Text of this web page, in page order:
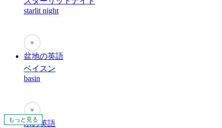
もっと見る
もっと見る
もっと見る
もっと見る
もっと見る
もっと見る
もっと見る
もっと見る
もっと見る
もっと見る
もっと見る
もっと見る
もっと見る
もっと見る
もっと見る
もっと見る
もっと見る
もっと見る
もっと見る
もっと見る
もっと見る
もっと見る
もっと見る
もっと見る
もっと見る
もっと見る
もっと見る
starlit night
もっと見る
♥
盆地の英語
ベイスン
basin
♥
水の英語
もっと見る
もっと見る